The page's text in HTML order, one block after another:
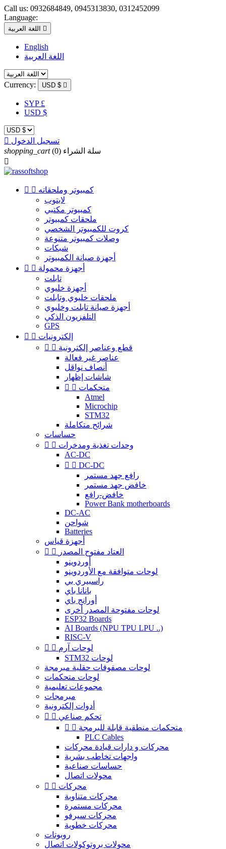
Call us: 0932684849, 0945313830, 0312452099
Language:
اللغة العربية 
English
اللغة العربية
Currency: USD $ 
SYP £
USD $
 تسجيل الدخول
shopping_cart
سلة الشراء (0)

  كمبيوتر وملحقاته
لابتوب
كمبيوتر مكتبي
ملحقات كمبيوتر
كروت للكمبيوتر الشخصي
وصلات كمبيوتر متنوعة
شبكات
أجهزة صيانة الكمبيوتر
  أجهزة محمولة
تابلت
أجهزة خليوي
ملحقات خليوي وتابلت
أجهزة صيانة تابلت وخليوي
التلفزيون الذكي
GPS
  إلكترونيات
  قطع وعناصر إلكترونية
عناصر غير فعالة
أنصاف نواقل
شاشات إظهار
  متحكمات
Atmel
Microchip
STM32
شرائح متكاملة
حساسات
  وحدات تغذية ومدخرات
AC-DC
  DC-DC
رافع جهد مستمر
خافض جهد مستمر
خافض-رافع
Power Bank motherboards
DC-AC
شواحن
Batteries
أجهزة قياس
 
العتاد مفتوح المصدر
أوردوينو
لوحات متوافقة مع الأوردوينو
راسبيري بي
بانانا باي
أورانج باي
لوحات مفتوحة المصدر أخرى
ESP32 Boards
AI Boards (NPU TPU LPU ..)
RISC-V
  لوحات آرم
STM32 لوحات
لوحات مصفوفات حقلية مبرمجة
لوحات متحكمات
مجموعات تعليمية
مبرمجات
أدوات إلكترونية
  تحكم صناعي
  متحكمات منطقية قابلة للبرمجة
PLC Cables
محركات و دارات قيادة محركات
واجهات تخاطب بشرية
حساسات صناعية
محولات اتصال
  محركات
محركات متناوبة
محركات مستمرة
محركات سيرفو
محركات خطوية
روبوتات
محولات بروتوكولات اتصال